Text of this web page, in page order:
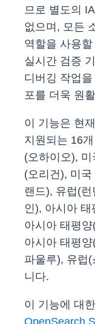
므로 별도의
없으며, 모든
역할을 사용
실시간 검증
디버깅 작업
포를 더욱 원
이 기능은 현
지원되는 16
(오하이오),
(오리건), 미
랜드), 유럽(
인), 아시아
아시아 태평
아시아 태평
파울루), 유럽
니다.
이 기능에 대